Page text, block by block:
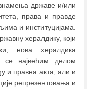
државе и/или
права и правде
и институцијама.
хералдику, који
нова хералдика
највећим делом
и правна акта, али и
репрезентовања и